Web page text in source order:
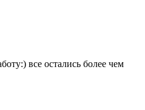
все остались более чем